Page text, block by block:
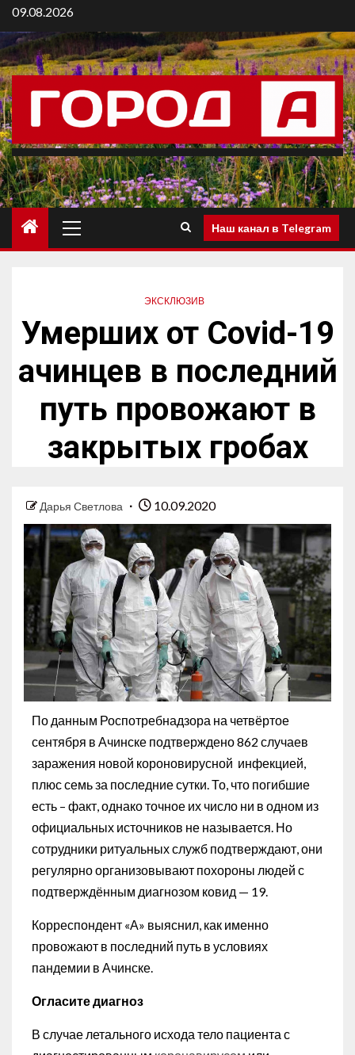
09.08.2026
Наш канал в Telegram
ЭКСКЛЮЗИВ
Умерших от Covid-19
ачинцев в последний
путь провожают в
закрытых гробах
Дарья Светлова 10.09.2020
По данным Роспотребнадзора на четвёртое
сентября в Ачинске подтверждено 862 случаев
заражения новой короновирусной инфекцией,
плюс семь за последние сутки. То, что погибшие
есть – факт, однако точное их число ни в одном из
официальных источников не называется. Но
сотрудники ритуальных служб подтверждают, они
регулярно организовывают похороны людей с
подтверждённым диагнозом ковид — 19.
Корреспондент «А» выяснил, как именно
провожают в последний путь в условиях
пандемии в Ачинске.
Огласите диагноз
В случае летального исхода тело пациента с